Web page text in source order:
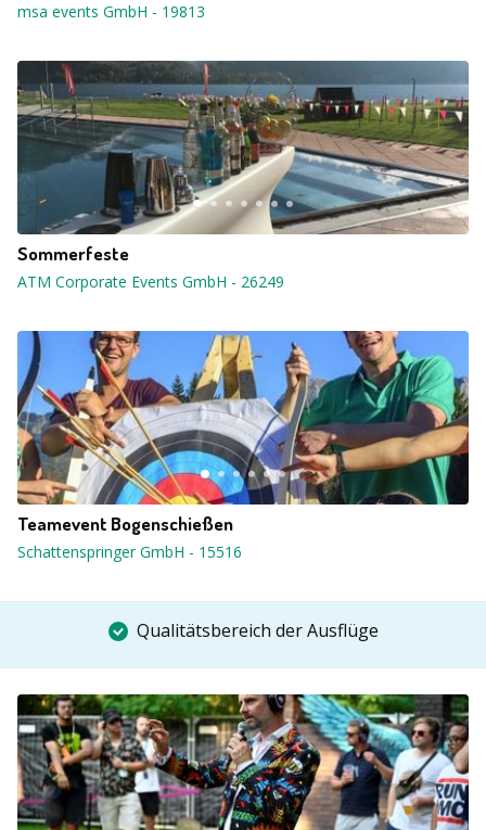
msa events GmbH - 19813
Sommerfeste
ATM Corporate Events GmbH - 26249
Teamevent Bogenschießen
Schattenspringer GmbH - 15516
Qualitätsbereich der Ausflüge